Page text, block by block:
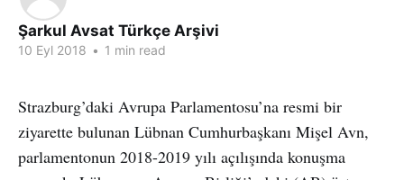
Şarkul Avsat Türkçe Arşivi
10 Eyl 2018 • 1 min read
Strazburg’daki Avrupa Parlamentosu’na resmi bir
ziyarette bulunan Lübnan Cumhurbaşkanı Mişel Avn,
parlamentonun 2018-2019 yılı açılışında konuşma